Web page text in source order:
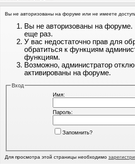
Вы не авторизованы на форуме или не имеете
Вы не авторизованы на форуме.
еще раз.
У вас недостаточно прав для
обратиться к функциям
функциям.
Возможно, администратор
активированы на форуме.
Вход
Имя:
Пароль:
Запомнить?
Для просмотра этой страницы необходимо